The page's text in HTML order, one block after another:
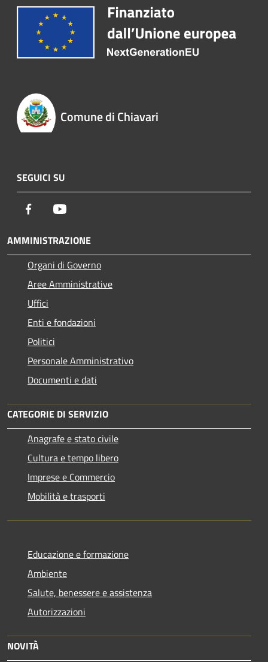
Comune di Chiavari
SEGUICI SU
Facebook
AMMINISTRAZIONE
Organi di Governo
Aree Amministrative
Uffici
Enti e fondazioni
Politici
Personale Amministrativo
Documenti e dati
CATEGORIE DI SERVIZIO
Anagrafe e stato civile
Cultura e tempo libero
Imprese e Commercio
Mobilità e trasporti
Educazione e formazione
Ambiente
Salute, benessere e assistenza
Autorizzazioni
NOVITÀ